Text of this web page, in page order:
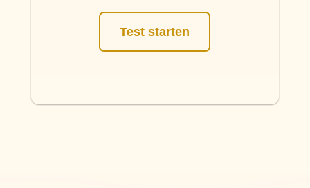
Test starten